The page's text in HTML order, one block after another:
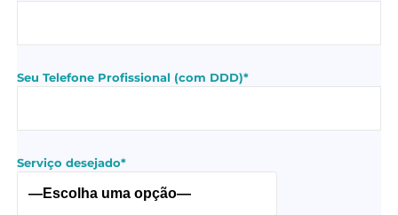
Seu Telefone Profissional (com DDD)*
Serviço desejado*